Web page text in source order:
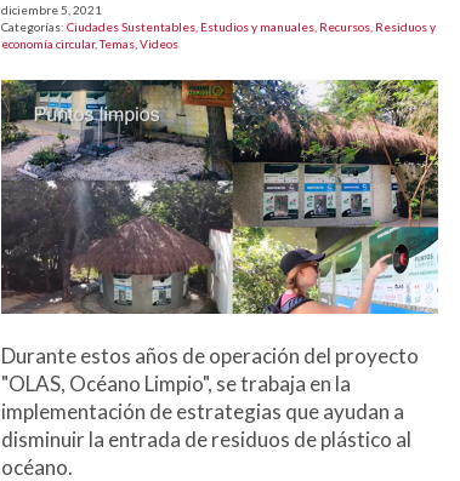
diciembre 5, 2021
Categorías: Ciudades Sustentables, Estudios y manuales, Recursos, Residuos y
economía circular,Temas, Videos
Durante estos años de operación del proyecto
"OLAS, Océano Limpio", se trabaja en la
implementación de estrategias que ayudan a
disminuir la entrada de residuos de plástico al
océano.